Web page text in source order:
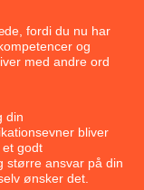
fordi du nu har
og
med andre ord
din
bliver
godt
større ansvar på din
ønsker det.